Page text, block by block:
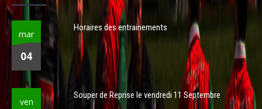
mar
04
Horaires des entrainements
ven
Souper de Reprise le vendredi 11 Septembre